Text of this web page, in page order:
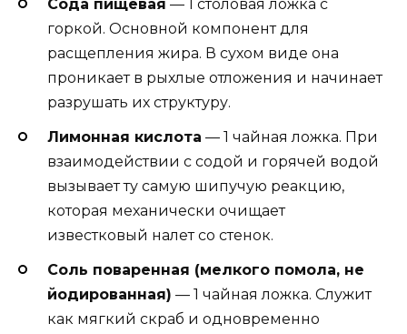
Сода пищевая — 1 столовая ложка с
горкой. Основной компонент для
расщепления жира. В сухом виде она
проникает в рыхлые отложения и начинает
разрушать их структуру.
Лимонная кислота — 1 чайная ложка. При
взаимодействии с содой и горячей водой
вызывает ту самую шипучую реакцию,
которая механически очищает
известковый налет со стенок.
Соль поваренная (мелкого помола, не
йодированная) — 1 чайная ложка. Служит
как мягкий скраб и одновременно